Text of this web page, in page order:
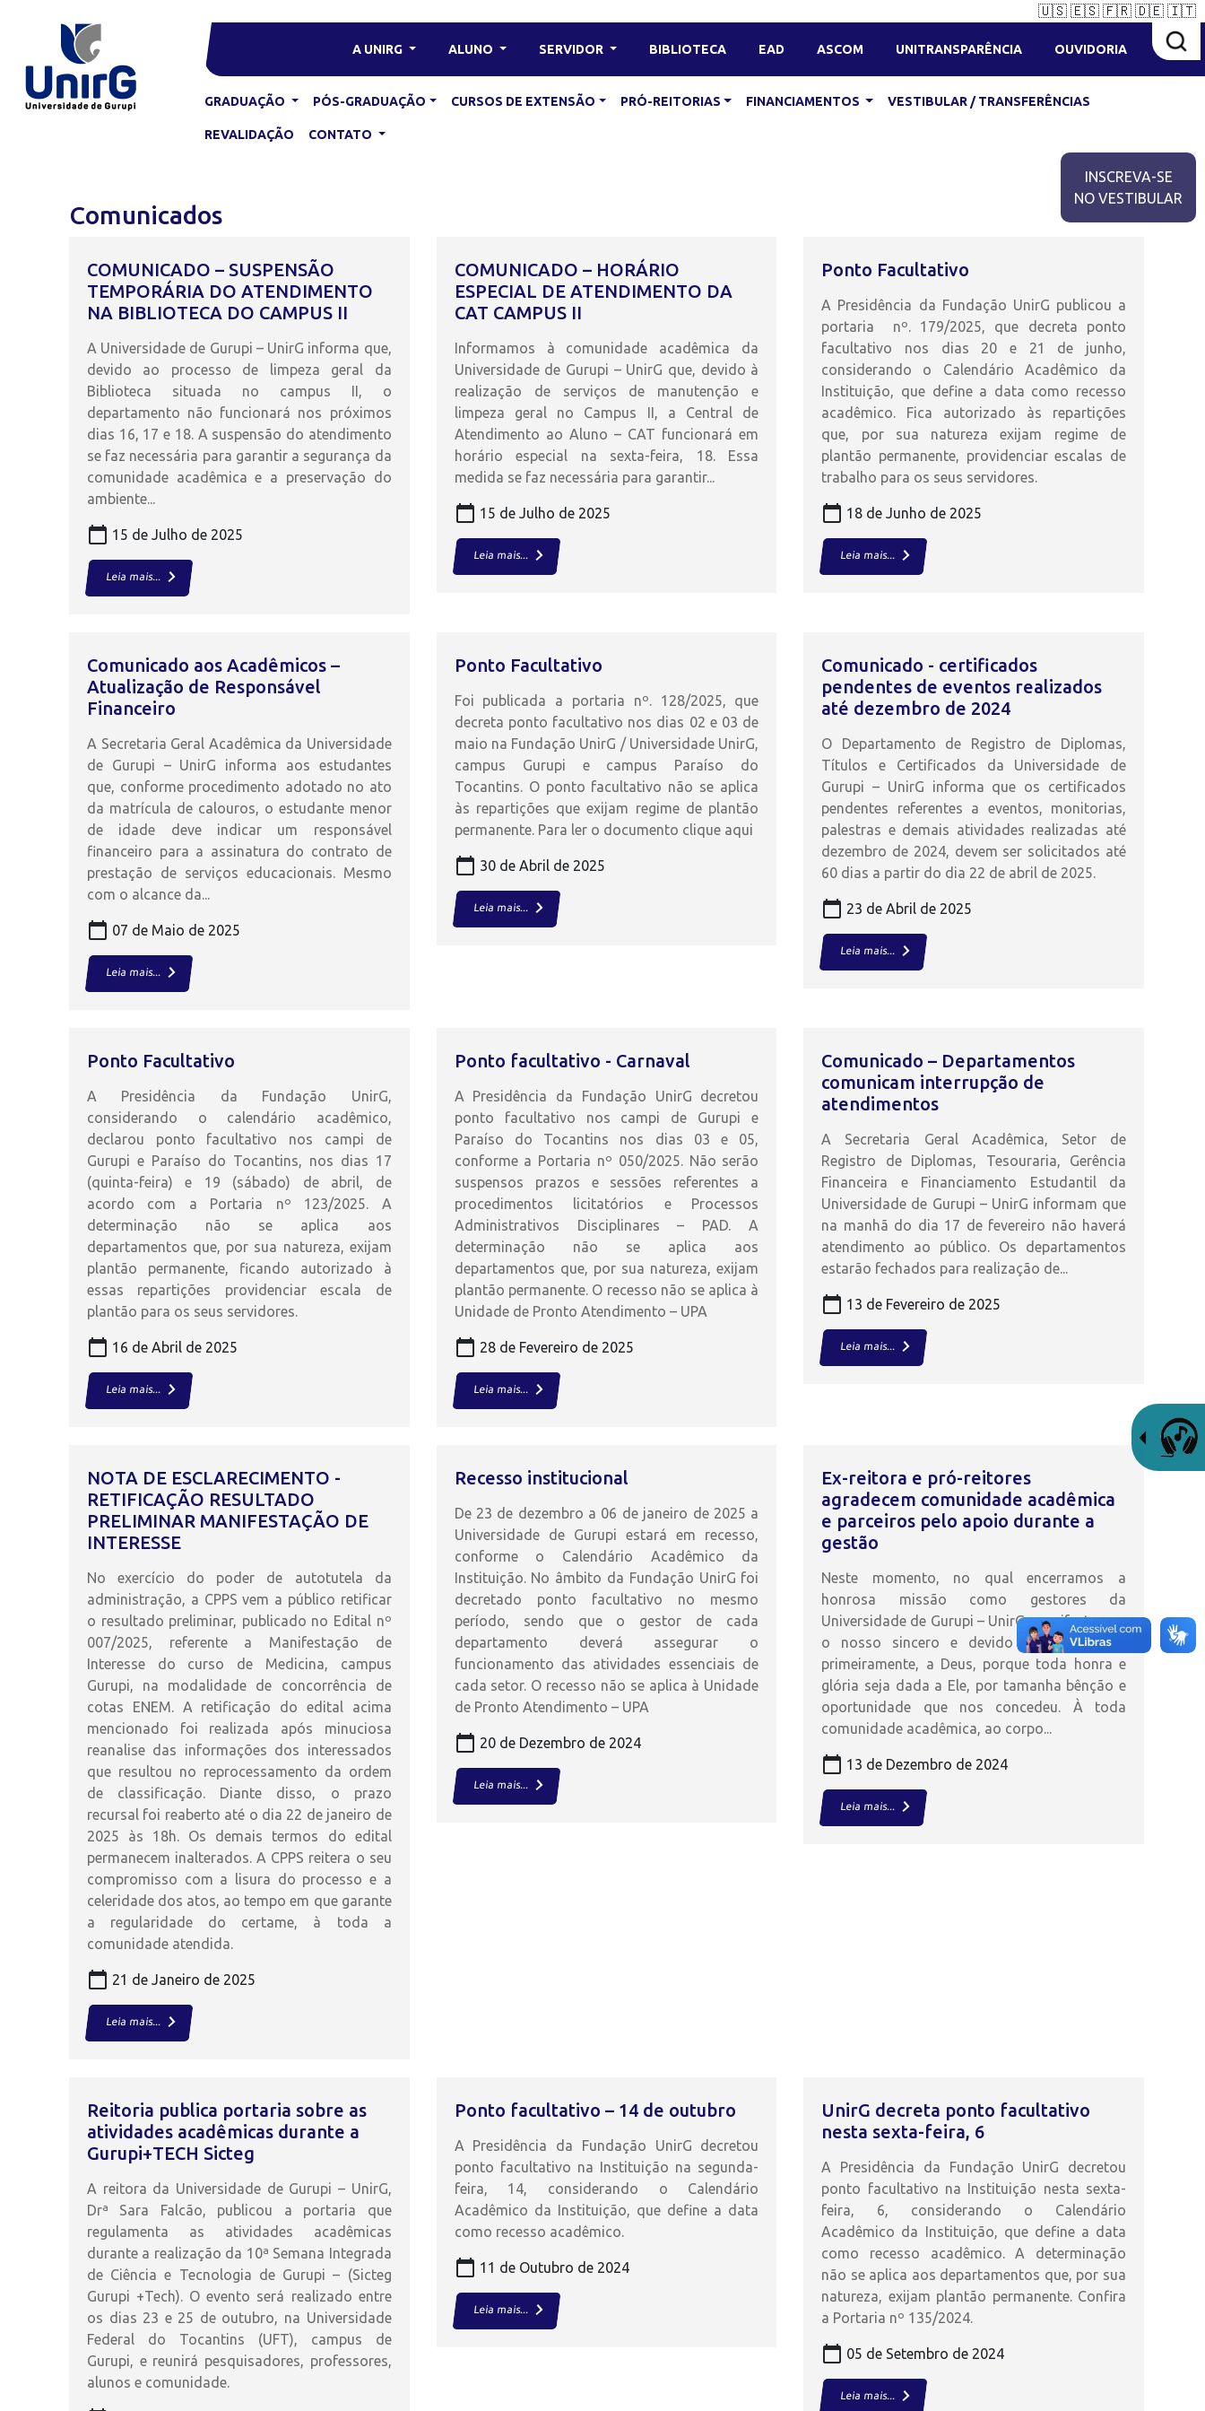
INSCREVA-SE
NO VESTIBULAR
🇺🇸 🇪🇸 🇫🇷 🇩🇪 🇮🇹
A UNIRG ALUNO SERVIDOR BIBLIOTECA EAD ASCOM UNITRANSPARÊNCIA OUVIDORIA
GRADUAÇÃO PÓS-GRADUAÇÃO CURSOS DE EXTENSÃO PRÓ-REITORIAS FINANCIAMENTOS VESTIBULAR / TRANSFERÊNCIAS
REVALIDAÇÃO CONTATO
Comunicados
COMUNICADO – SUSPENSÃO
TEMPORÁRIA DO ATENDIMENTO
NA BIBLIOTECA DO CAMPUS II
A Universidade de Gurupi – UnirG informa que,
devido ao processo de limpeza geral da
Biblioteca situada no campus II, o
departamento não funcionará nos próximos
dias 16, 17 e 18. A suspensão do atendimento
se faz necessária para garantir a segurança da
comunidade acadêmica e a preservação do
ambiente...
calendar_today 15 de Julho de 2025
Leia mais...keyboard_arrow_right
COMUNICADO – HORÁRIO
ESPECIAL DE ATENDIMENTO DA
CAT CAMPUS II
Informamos à comunidade acadêmica da
Universidade de Gurupi – UnirG que, devido à
realização de serviços de manutenção e
limpeza geral no Campus II, a Central de
Atendimento ao Aluno – CAT funcionará em
horário especial na sexta-feira, 18. Essa
medida se faz necessária para garantir...
calendar_today 15 de Julho de 2025
Leia mais...keyboard_arrow_right
Ponto Facultativo
A Presidência da Fundação UnirG publicou a
portaria nº. 179/2025, que decreta ponto
facultativo nos dias 20 e 21 de junho,
considerando o Calendário Acadêmico da
Instituição, que define a data como recesso
acadêmico. Fica autorizado às repartições
que, por sua natureza exijam regime de
plantão permanente, providenciar escalas de
trabalho para os seus servidores.
calendar_today 18 de Junho de 2025
Leia mais...keyboard_arrow_right
Comunicado aos Acadêmicos –
Atualização de Responsável
Financeiro
A Secretaria Geral Acadêmica da Universidade
de Gurupi – UnirG informa aos estudantes
que, conforme procedimento adotado no ato
da matrícula de calouros, o estudante menor
de idade deve indicar um responsável
financeiro para a assinatura do contrato de
prestação de serviços educacionais. Mesmo
com o alcance da...
calendar_today 07 de Maio de 2025
Leia mais...keyboard_arrow_right
Ponto Facultativo
Foi publicada a portaria nº. 128/2025, que
decreta ponto facultativo nos dias 02 e 03 de
maio na Fundação UnirG / Universidade UnirG,
campus Gurupi e campus Paraíso do
Tocantins. O ponto facultativo não se aplica
às repartições que exijam regime de plantão
permanente. Para ler o documento clique aqui
calendar_today 30 de Abril de 2025
Leia mais...keyboard_arrow_right
Comunicado - certificados
pendentes de eventos realizados
até dezembro de 2024
O Departamento de Registro de Diplomas,
Títulos e Certificados da Universidade de
Gurupi – UnirG informa que os certificados
pendentes referentes a eventos, monitorias,
palestras e demais atividades realizadas até
dezembro de 2024, devem ser solicitados até
60 dias a partir do dia 22 de abril de 2025.
calendar_today 23 de Abril de 2025
Leia mais...keyboard_arrow_right
Ponto Facultativo
A Presidência da Fundação UnirG,
considerando o calendário acadêmico,
declarou ponto facultativo nos campi de
Gurupi e Paraíso do Tocantins, nos dias 17
(quinta-feira) e 19 (sábado) de abril, de
acordo com a Portaria nº 123/2025. A
determinação não se aplica aos
departamentos que, por sua natureza, exijam
plantão permanente, ficando autorizado à
essas repartições providenciar escala de
plantão para os seus servidores.
calendar_today 16 de Abril de 2025
Leia mais...keyboard_arrow_right
Ponto facultativo - Carnaval
A Presidência da Fundação UnirG decretou
ponto facultativo nos campi de Gurupi e
Paraíso do Tocantins nos dias 03 e 05,
conforme a Portaria nº 050/2025. Não serão
suspensos prazos e sessões referentes a
procedimentos licitatórios e Processos
Administrativos Disciplinares – PAD. A
determinação não se aplica aos
departamentos que, por sua natureza, exijam
plantão permanente. O recesso não se aplica à
Unidade de Pronto Atendimento – UPA
calendar_today 28 de Fevereiro de 2025
Leia mais...keyboard_arrow_right
Comunicado – Departamentos
comunicam interrupção de
atendimentos
A Secretaria Geral Acadêmica, Setor de
Registro de Diplomas, Tesouraria, Gerência
Financeira e Financiamento Estudantil da
Universidade de Gurupi – UnirG informam que
na manhã do dia 17 de fevereiro não haverá
atendimento ao público. Os departamentos
estarão fechados para realização de...
calendar_today 13 de Fevereiro de 2025
Leia mais...keyboard_arrow_right
NOTA DE ESCLARECIMENTO -
RETIFICAÇÃO RESULTADO
PRELIMINAR MANIFESTAÇÃO DE
INTERESSE
No exercício do poder de autotutela da
administração, a CPPS vem a público retificar
o resultado preliminar, publicado no Edital nº
007/2025, referente a Manifestação de
Interesse do curso de Medicina, campus
Gurupi, na modalidade de concorrência de
cotas ENEM. A retificação do edital acima
mencionado foi realizada após minuciosa
reanalise das informações dos interessados
que resultou no reprocessamento da ordem
de classificação. Diante disso, o prazo
recursal foi reaberto até o dia 22 de janeiro de
2025 às 18h. Os demais termos do edital
permanecem inalterados. A CPPS reitera o seu
compromisso com a lisura do processo e a
celeridade dos atos, ao tempo em que garante
a regularidade do certame, à toda a
comunidade atendida.
calendar_today 21 de Janeiro de 2025
Leia mais...keyboard_arrow_right
Recesso institucional
De 23 de dezembro a 06 de janeiro de 2025 a
Universidade de Gurupi estará em recesso,
conforme o Calendário Acadêmico da
Instituição. No âmbito da Fundação UnirG foi
decretado ponto facultativo no mesmo
período, sendo que o gestor de cada
departamento deverá assegurar o
funcionamento das atividades essenciais de
cada setor. O recesso não se aplica à Unidade
de Pronto Atendimento – UPA
calendar_today 20 de Dezembro de 2024
Leia mais...keyboard_arrow_right
Ex-reitora e pró-reitores
agradecem comunidade acadêmica
e parceiros pelo apoio durante a
gestão
Neste momento, no qual encerramos a
honrosa missão como gestores da
Universidade de Gurupi – UnirG, manifestamos
o nosso sincero e devido agradecimento,
primeiramente, a Deus, porque toda honra e
glória seja dada a Ele, por tamanha bênção e
oportunidade que nos concedeu. À toda
comunidade acadêmica, ao corpo...
calendar_today 13 de Dezembro de 2024
Leia mais...keyboard_arrow_right
Reitoria publica portaria sobre as
atividades acadêmicas durante a
Gurupi+TECH Sicteg
A reitora da Universidade de Gurupi – UnirG,
Drª Sara Falcão, publicou a portaria que
regulamenta as atividades acadêmicas
durante a realização da 10ª Semana Integrada
de Ciência e Tecnologia de Gurupi – (Sicteg
Gurupi +Tech). O evento será realizado entre
os dias 23 e 25 de outubro, na Universidade
Federal do Tocantins (UFT), campus de
Gurupi, e reunirá pesquisadores, professores,
alunos e comunidade.
Ponto facultativo – 14 de outubro
A Presidência da Fundação UnirG decretou
ponto facultativo na Instituição na segunda-
feira, 14, considerando o Calendário
Acadêmico da Instituição, que define a data
como recesso acadêmico.
calendar_today 11 de Outubro de 2024
Leia mais...keyboard_arrow_right
UnirG decreta ponto facultativo
nesta sexta-feira, 6
A Presidência da Fundação UnirG decretou
ponto facultativo na Instituição nesta sexta-
feira, 6, considerando o Calendário
Acadêmico da Instituição, que define a data
como recesso acadêmico. A determinação
não se aplica aos departamentos que, por sua
natureza, exijam plantão permanente. Confira
a Portaria nº 135/2024.
calendar_today 05 de Setembro de 2024
Leia mais...keyboard_arrow_right